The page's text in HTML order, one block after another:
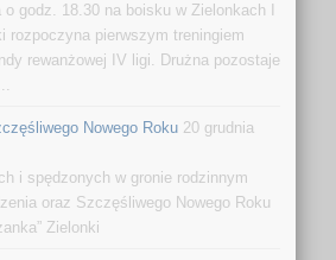
godz. 18.30 na boisku w Zielonkach I
rozpoczyna pierwszym treningiem
rewanżowej IV ligi. Drużna pozostaje
Nowego Roku 20 grudnia
i spędzonych w gronie rodzinnym
oraz Szczęśliwego Nowego Roku
Zielonki